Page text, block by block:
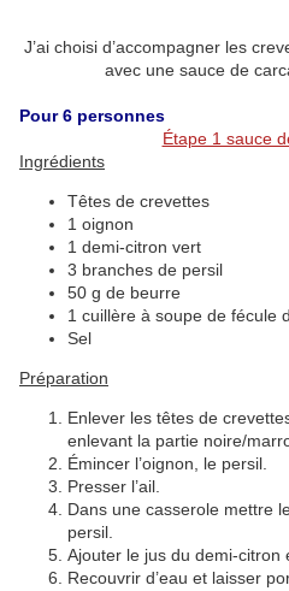
J’ai choisi d’accompagner les
avec une sauce de
Pour 6 personnes
Étape 1 sauce
Ingrédients
Têtes de crevettes
1 oignon
1 demi-citron vert
3 branches de persil
50 g de beurre
1 cuillère à soupe de fécule
Sel
Préparation
Enlever les têtes de
enlevant la partie noire/
Émincer l’oignon, le persil.
Presser l’ail.
Dans une casserole mettre
persil.
Ajouter le jus du demi-citron
Recouvrir d’eau et laisser